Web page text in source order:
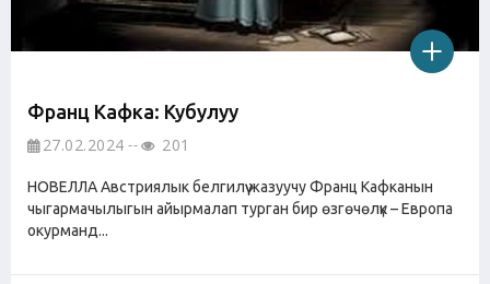
Франц Кафка: Кубулуу
27.02.2024 201
НОВЕЛЛА Австриялык белгилүү жазуучу Франц Кафканын
чыгармачылыгын айырмалап турган бир өзгөчөлүк – Европа
окурманд...